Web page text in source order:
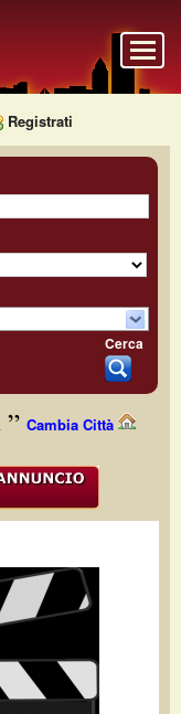
Registrati
Cerca
Cambia Città